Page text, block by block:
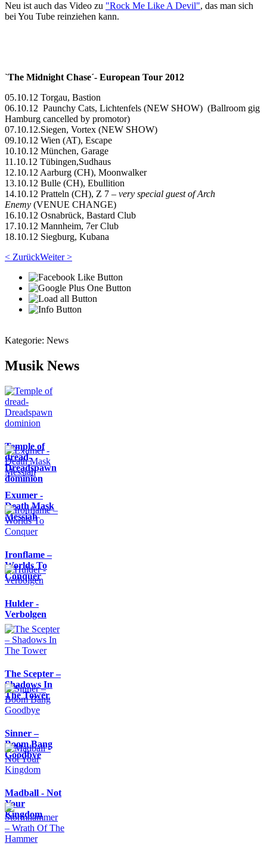
Neu ist auch das Video zu "Rock Me Like A Devil", das man sich
bei You Tube reinziehen kann.
`The Midnight Chase´- European Tour 2012
05.10.12 Torgau, Bastion
06.10.12 Paunchy Cats, Lichtenfels (NEW SHOW) (Ballroom gig
Hamburg cancelled by promotor)
07.10.12.Siegen, Vortex (NEW SHOW)
09.10.12 Wien (AT), Escape
10.10.12 München, Garage
11.10.12 Tübingen,Sudhaus
12.10.12 Aarburg (CH), Moonwalker
13.10.12 Bulle (CH), Ebullition
14.10.12 Pratteln (CH), Z 7 – very special guest of Arch
Enemy (VENUE CHANGE)
16.10.12 Osnabrück, Bastard Club
17.10.12 Mannheim, 7er Club
18.10.12 Siegburg, Kubana
< ZurückWeiter >
Kategorie: News
Musik News
Temple of
dread-
Dreadspawn
dominion
Exumer -
Death Mask
Messiah
Ironflame –
Worlds To
Conquer
Hulder -
Verbolgen
The Scepter –
Shadows In
The Tower
Sinner –
Boom Bang
Goodbye
Madball - Not
Your
Kingdom